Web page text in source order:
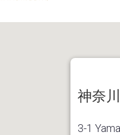
神奈
3-1